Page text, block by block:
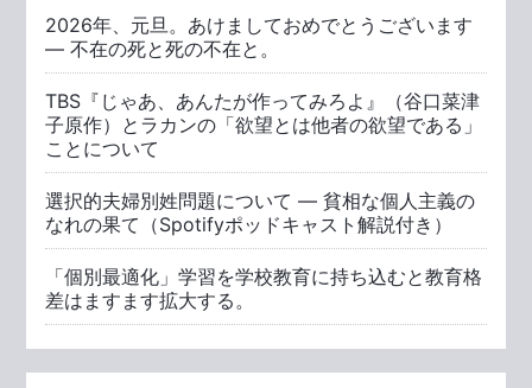
2026年、元旦。あけましておめでとうございます
― 不在の死と死の不在と。
TBS『じゃあ、あんたが作ってみろよ』（谷口菜津
子原作）とラカンの「欲望とは他者の欲望である」
ことについて
選択的夫婦別姓問題について ― 貧相な個人主義の
なれの果て（Spotifyポッドキャスト解説付き）
「個別最適化」学習を学校教育に持ち込むと教育格
差はますます拡大する。